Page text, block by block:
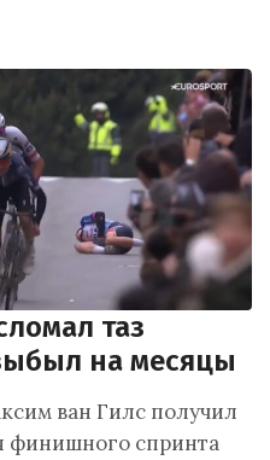
таз
на месяцы
ван Гилс получил
финишного спринта